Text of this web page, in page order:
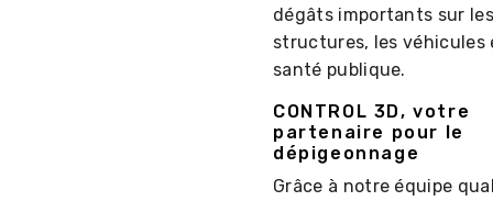
dégâts importants sur
structures, les véhicules
santé publique.
CONTROL 3D, votre
partenaire pour le
dépigeonnage
Grâce à notre équipe